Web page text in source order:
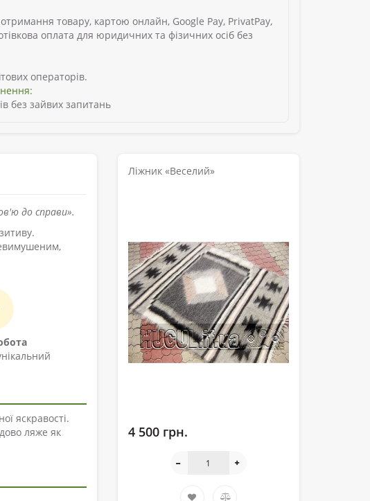
товару, картою онлайн, Google Pay, PrivatPay,
оплата для юридичних та фізичних осіб без
операторів.
без зайвих запитань
до справи».
яскравості.
ляже як
Ліжник «Веселий»
4 500 грн.